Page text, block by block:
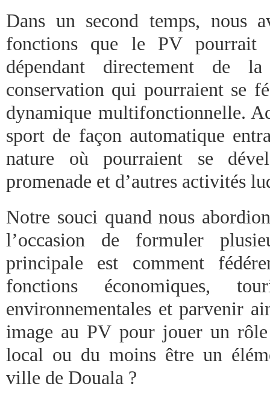
Dans un second temps, nous
fonctions que le PV pourrait
dépendant directement de
conservation qui pourraient se
dynamique multifonctionnelle.
sport de façon automatique
nature où pourraient se
promenade et d’autres activités
Notre souci quand nous
l’occasion de formuler
principale est comment
fonctions économiques,
environnementales et parvenir
image au PV pour jouer un
local ou du moins être un
ville de Douala ?